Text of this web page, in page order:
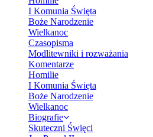
I Komunia Święta
Boże Narodzenie
Wielkanoc
Czasopisma
Modlitewniki i rozważania
Komentarze
Homilie
I Komunia Święta
Boże Narodzenie
Wielkanoc
Biografie
Skuteczni Święci